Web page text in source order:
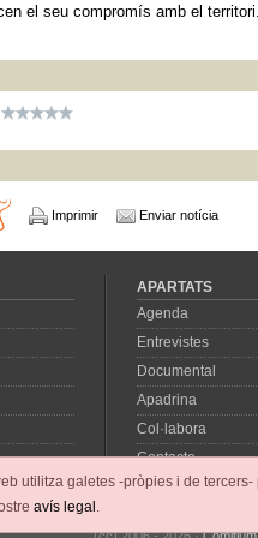
utilitza galetes -pròpies i de
avís legal .
el seu compromís amb el territori.
Imprimir Enviar notícia
APARTATS
Agenda
Entrevistes
Documental
Apadrina
Col·labora
Contacte